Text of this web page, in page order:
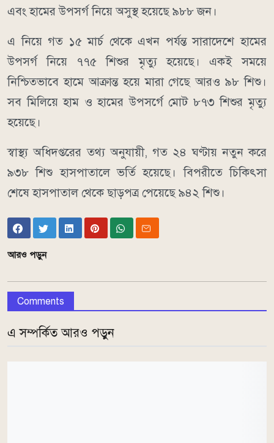
এবং হামের উপসর্গ নিয়ে অসুস্থ হয়েছে ৯৮৮ জন।
এ নিয়ে গত ১৫ মার্চ থেকে এখন পর্যন্ত সারাদেশে হামের
উপসর্গ নিয়ে ৭৭৫ শিশুর মৃত্যু হয়েছে। একই সময়ে
নিশ্চিতভাবে হামে আক্রান্ত হয়ে মারা গেছে আরও ৯৮ শিশু।
সব মিলিয়ে হাম ও হামের উপসর্গে মোট ৮৭৩ শিশুর মৃত্যু
হয়েছে।
স্বাস্থ্য অধিদপ্তরের তথ্য অনুযায়ী, গত ২৪ ঘণ্টায় নতুন করে
৯৩৮ শিশু হাসপাতালে ভর্তি হয়েছে। বিপরীতে চিকিৎসা
শেষে হাসপাতাল থেকে ছাড়পত্র পেয়েছে ৯৪২ শিশু।
আরও পড়ুন
Comments
এ সম্পর্কিত আরও পড়ুন